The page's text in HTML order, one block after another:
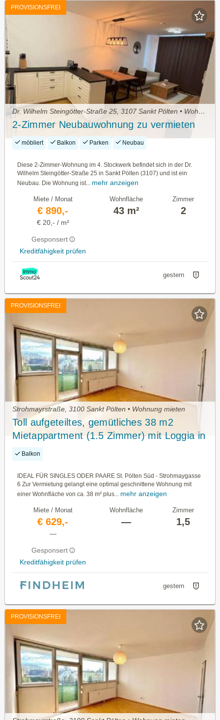
PROVISIONSFREI
Dr. Wilhelm Steingötter-Straße 25, 3107 Sankt Pölten • Wohnung mieten
2-Zimmer Neubauwohnung zu vermieten
möbliert Balkon Parken Neubau
Diese 2-Zimmer-Wohnung im 4. Stockwerk befindet sich in der Dr.
Wilhelm Steingötter-Straße 25 in Sankt Pölten (3107) und ist ein
Neubau. Die Wohnung ist...
mehr anzeigen
Miete / Monat
€ 890,-
€ 20,- / m²
Gesponsert
Kreditfähigkeit prüfen
Wohnfläche
43 m²
Zimmer
2
gestern
PROVISIONSFREI
Strohmayrstraße, 3100 Sankt Pölten • Wohnung mieten
Toll aufgeteiltes, gemütliches 38 m2
Mietappartment (1.5 Zimmer) mit Loggia in
St. Pölten
Balkon
IDEAL FÜR SINGLES ODER PAARE St. Pölten Süd - Strohmaygasse
6 Zur Vermietung gelangt eine optimal geschnittene Wohnung mit
einer Wohnfläche von ca. 38 m² plus... mehr anzeigen
Miete / Monat
€ 629,-
—
Gesponsert
Kreditfähigkeit prüfen
Wohnfläche
—
Zimmer
1,5
gestern
PROVISIONSFREI